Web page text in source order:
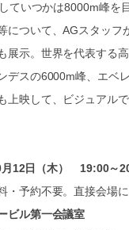
ていつかは8000m峰を
について、AGスタッフ
展示。世界を代表する
デスの6000m峰、エベ
上映して、ビジュアル
12日（木） 19:00～
要。直接会場にお
ル第一会議室